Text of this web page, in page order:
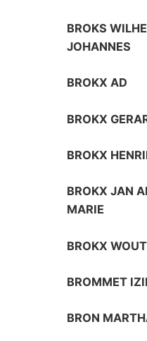
BROKS
JOHANNES
BROKX AD
BROKX
BROKX
BROKX JAN
MARIE
BROKX WOUT
BROMMET
BRON